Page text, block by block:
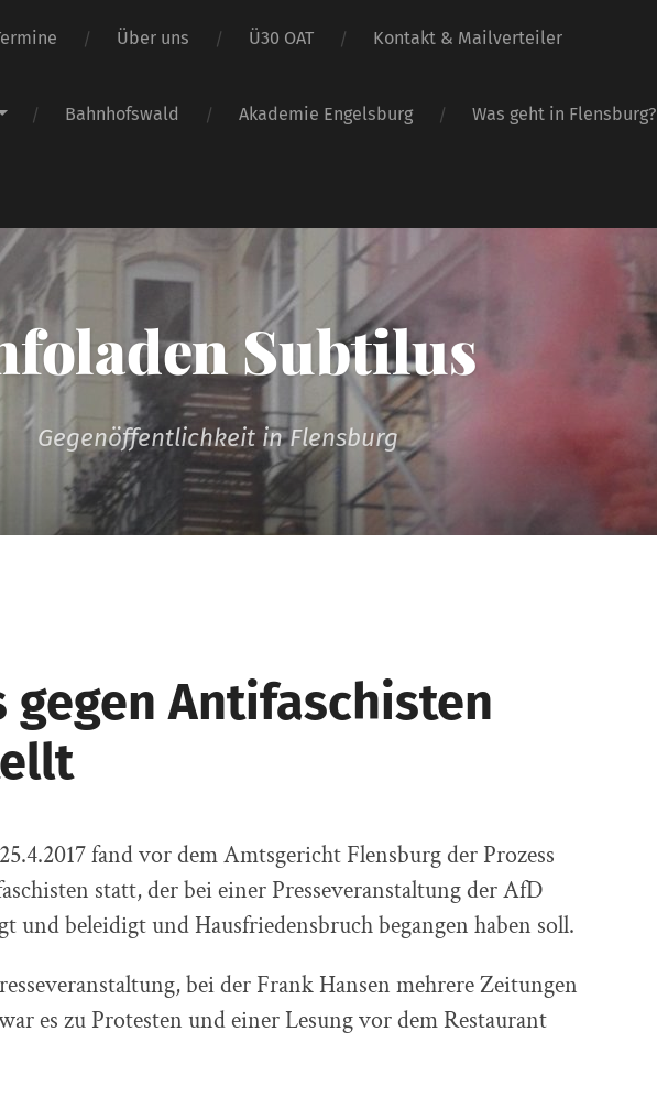
Über uns Ü30 OAT Kontakt & Mailverteiler
Bahnhofswald Akademie Engelsburg Was geht in Flensburg?
Subtilus
Gegenöffentlichkeit in Flensburg
gegen Antifaschisten
fand vor dem Amtsgericht Flensburg der Prozess
statt, der bei einer Presseveranstaltung der AfD
und beleidigt und Hausfriedensbruch begangen haben soll.
bei der Frank Hansen mehrere Zeitungen
es zu Protesten und einer Lesung vor dem Restaurant